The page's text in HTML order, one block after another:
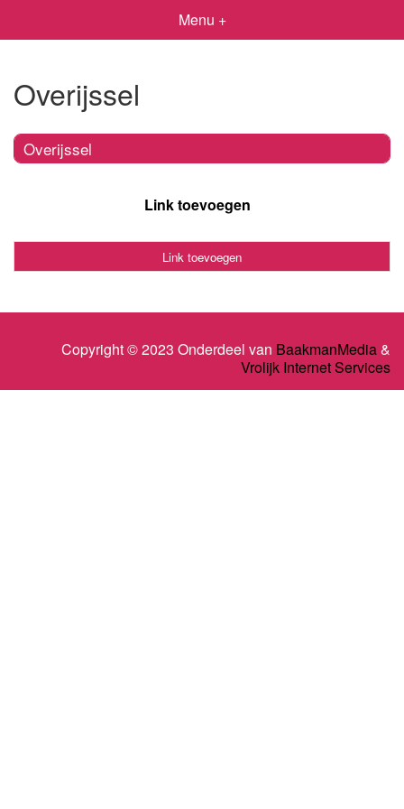
Menu +
Overijssel
Overijssel
Link toevoegen
Link toevoegen
Copyright © 2023 Onderdeel van BaakmanMedia&
Vrolijk Internet Services